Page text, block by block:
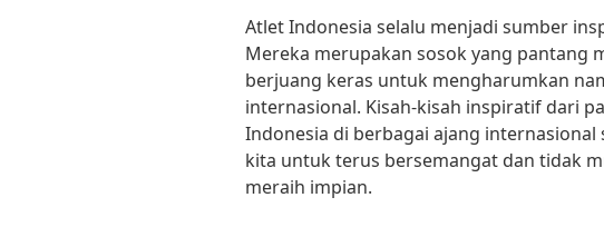
Atlet Indonesia selalu menjadi sumber
Mereka merupakan sosok yang pantang
berjuang keras untuk mengharumkan
internasional. Kisah-kisah inspiratif dari
Indonesia di berbagai ajang internasional
kita untuk terus bersemangat dan tidak
meraih impian.